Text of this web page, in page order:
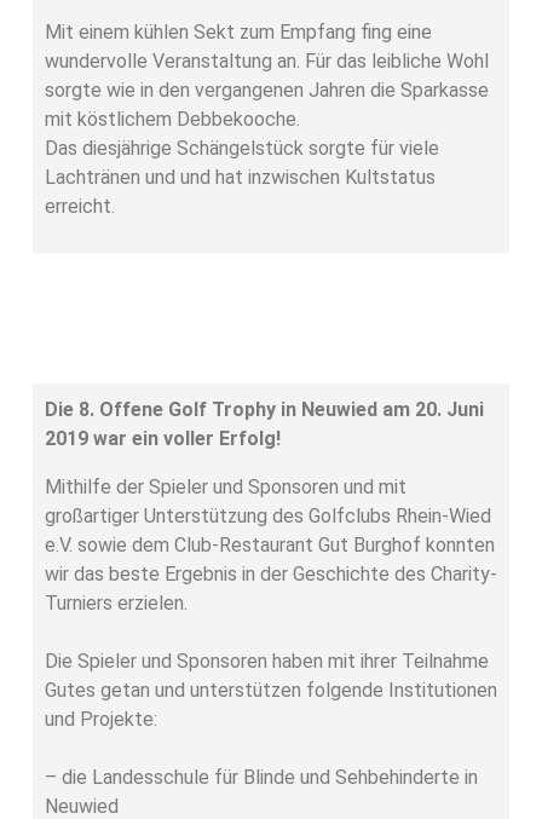
Mit einem kühlen Sekt zum Empfang fing eine
wundervolle Veranstaltung an. Für das leibliche Wohl
sorgte wie in den vergangenen Jahren die Sparkasse
mit köstlichem Debbekooche.
Das diesjährige Schängelstück sorgte für viele
Lachtränen und und hat inzwischen Kultstatus
erreicht.
Die 8. Offene Golf Trophy in Neuwied am 20. Juni
2019 war ein voller Erfolg!
Mithilfe der Spieler und Sponsoren und mit
großartiger Unterstützung des Golfclubs Rhein-Wied
e.V. sowie dem Club-Restaurant Gut Burghof konnten
wir das beste Ergebnis in der Geschichte des Charity-
Turniers erzielen.
Die Spieler und Sponsoren haben mit ihrer Teilnahme
Gutes getan und unterstützen folgende Institutionen
und Projekte:
– die Landesschule für Blinde und Sehbehinderte in
Neuwied